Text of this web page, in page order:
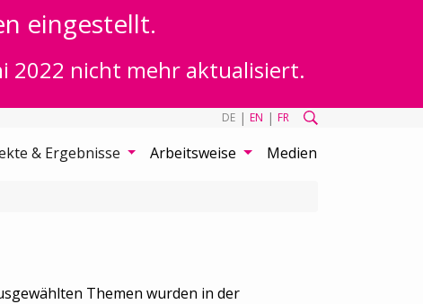
eingestellt.
2022 nicht mehr aktualisiert.
DE | EN | FR
& Ergebnisse Arbeitsweise Medien
Themen wurden in der